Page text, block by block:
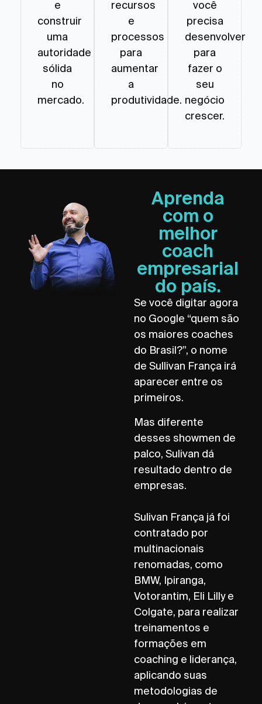
e
construir
uma
autoridade
sólida
no
mercado.
recursos
e
processos
para
aumentar
a
produtividade.
você
precisa
desenvolver
para
fazer o
seu
negócio
crescer.
Aprenda
com o
melhor
coach
empresarial
do país.
Se você digitar agora
no Google “quem são
os maiores coaches
do Brasil?”, o nome
de Sullivan França irá
aparecer entre os
primeiros.
Mas diferente
desses showmen de
palco, Sulivan dá
resultado dentro de
empresas.
Sulivan França já foi
contratado por
multinacionais
renomadas, como
BMW, Ipiranga,
Votorantim, Eli Lilly e
Colgate, para realizar
treinamentos e
formações em
coaching e liderança,
aplicando suas
metodologias de